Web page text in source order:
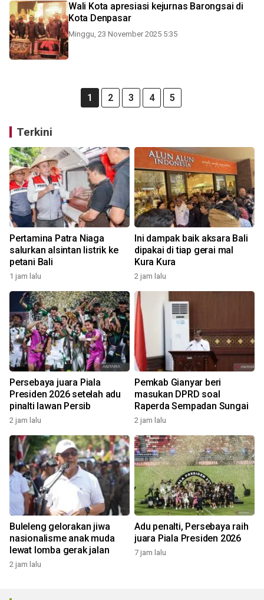
Wali Kota apresiasi kejurnas Barongsai di
Kota Denpasar
Minggu, 23 November 2025 5:35
1 2 3 4 5
Terkini
Pertamina Patra Niaga
salurkan alsintan listrik ke
petani Bali
1 jam lalu
Ini dampak baik aksara Bali
dipakai di tiap gerai mal
Kura Kura
2 jam lalu
Persebaya juara Piala
Presiden 2026 setelah adu
pinalti lawan Persib
2 jam lalu
Pemkab Gianyar beri
masukan DPRD soal
Raperda Sempadan Sungai
2 jam lalu
Buleleng gelorakan jiwa
nasionalisme anak muda
lewat lomba gerak jalan
2 jam lalu
Adu penalti, Persebaya raih
juara Piala Presiden 2026
7 jam lalu